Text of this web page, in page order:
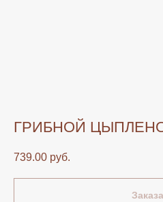
ГРИБНОЙ
739.00 руб.